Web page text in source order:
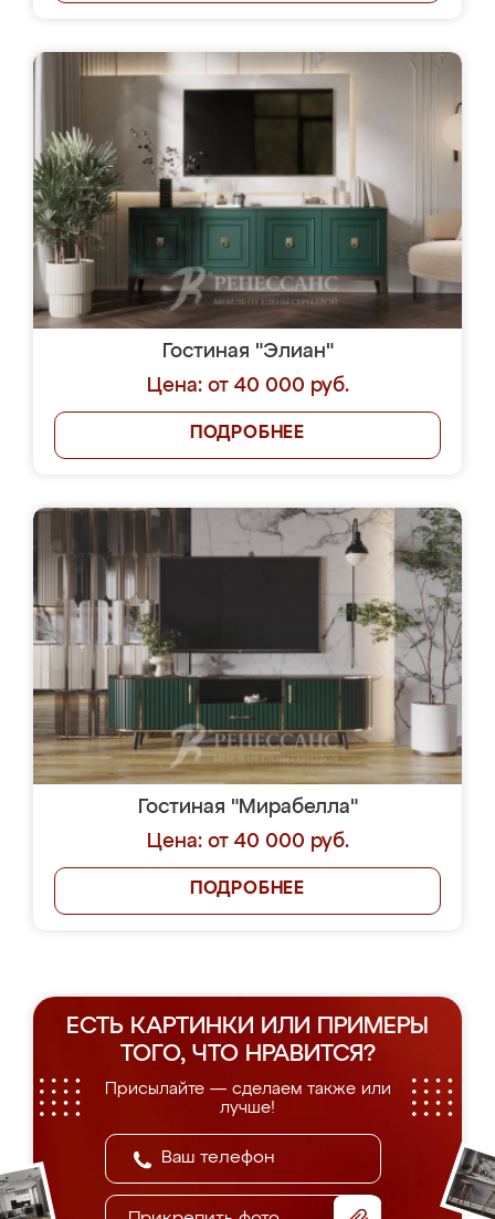
Гостиная "Элиан"
Цена: от 40 000 руб.
ПОДРОБНЕЕ
Гостиная "Мирабелла"
Цена: от 40 000 руб.
ПОДРОБНЕЕ
ЕСТЬ КАРТИНКИ ИЛИ ПРИМЕРЫ
ТОГО, ЧТО НРАВИТСЯ?
Присылайте — сделаем также или
лучше!